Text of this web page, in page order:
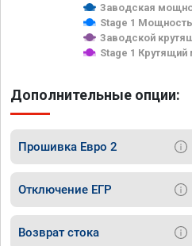
Заводская
Stage 1
Заводской
Stage 1
Дополнительные опции:
Прошивка Евро 2
Отключение ЕГР
Возврат стока